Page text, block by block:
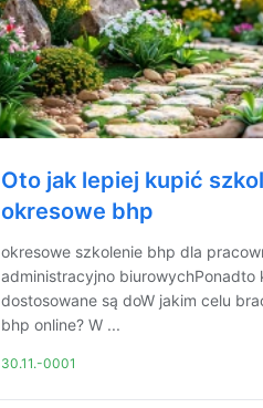
Oto jak lepiej kupić
okresowe bhp
okresowe szkolenie bhp dla
administracyjno biurowychPonadto
dostosowane są doW jakim celu
bhp online? W ...
30.11.-0001